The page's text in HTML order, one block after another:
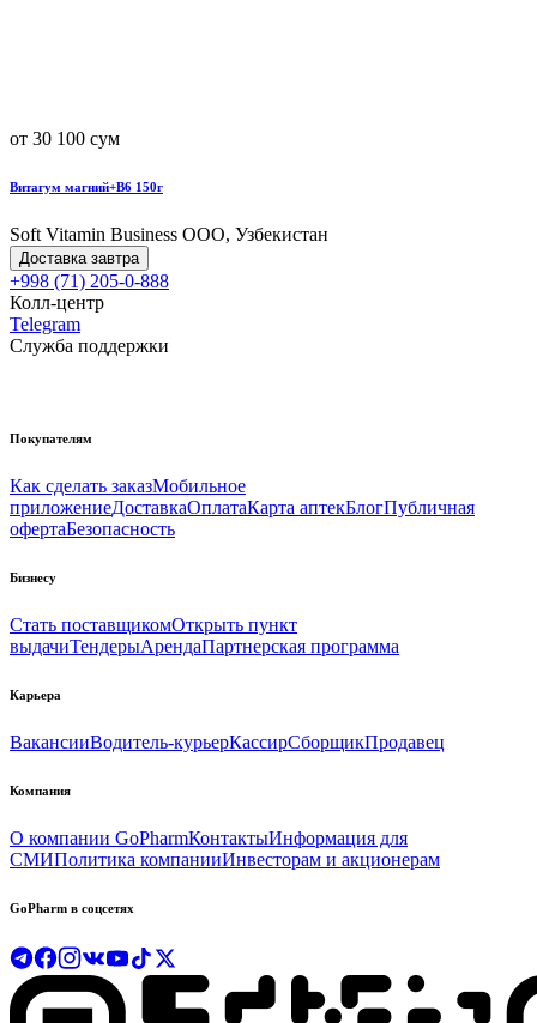
от 30 100 сум
Витагум магний+B6 150г
Soft Vitamin Business ООО, Узбекистан
Доставка завтра
+998 (71) 205-0-888
Колл-центр
Telegram
Служба поддержки
Покупателям
Как сделать заказМобильное
приложениеДоставкаОплатаКарта аптекБлогПубличная
офертаБезопасность
Бизнесу
Стать поставщикомОткрыть пункт
выдачиТендерыАрендаПартнерская программа
Карьера
ВакансииВодитель-курьерКассирСборщикПродавец
Компания
О компании GoPharmКонтактыИнформация для
СМИПолитика компанииИнвесторам и акционерам
GoPharm в соцсетях